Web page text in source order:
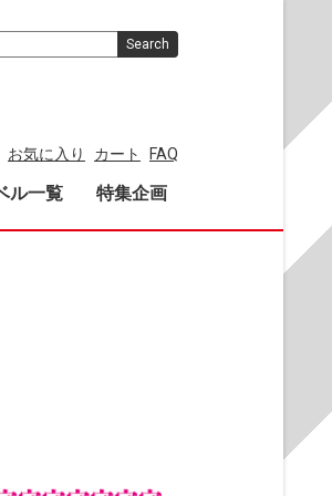
お気に入り カート FAQ
ル一覧 特集企画
Search